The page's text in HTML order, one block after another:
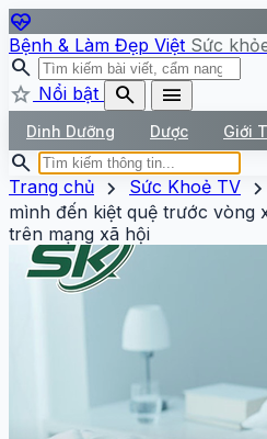
ecg_heart
Bệnh & Làm Đẹp Việt Sức
search
star Nổi bật search menu
Dinh Dưỡng Dược Giới
search
Trang chủ chevron_right Sức Khoẻ TV chevron_right
mình đến kiệt quệ trước vòng
trên mạng xã hội